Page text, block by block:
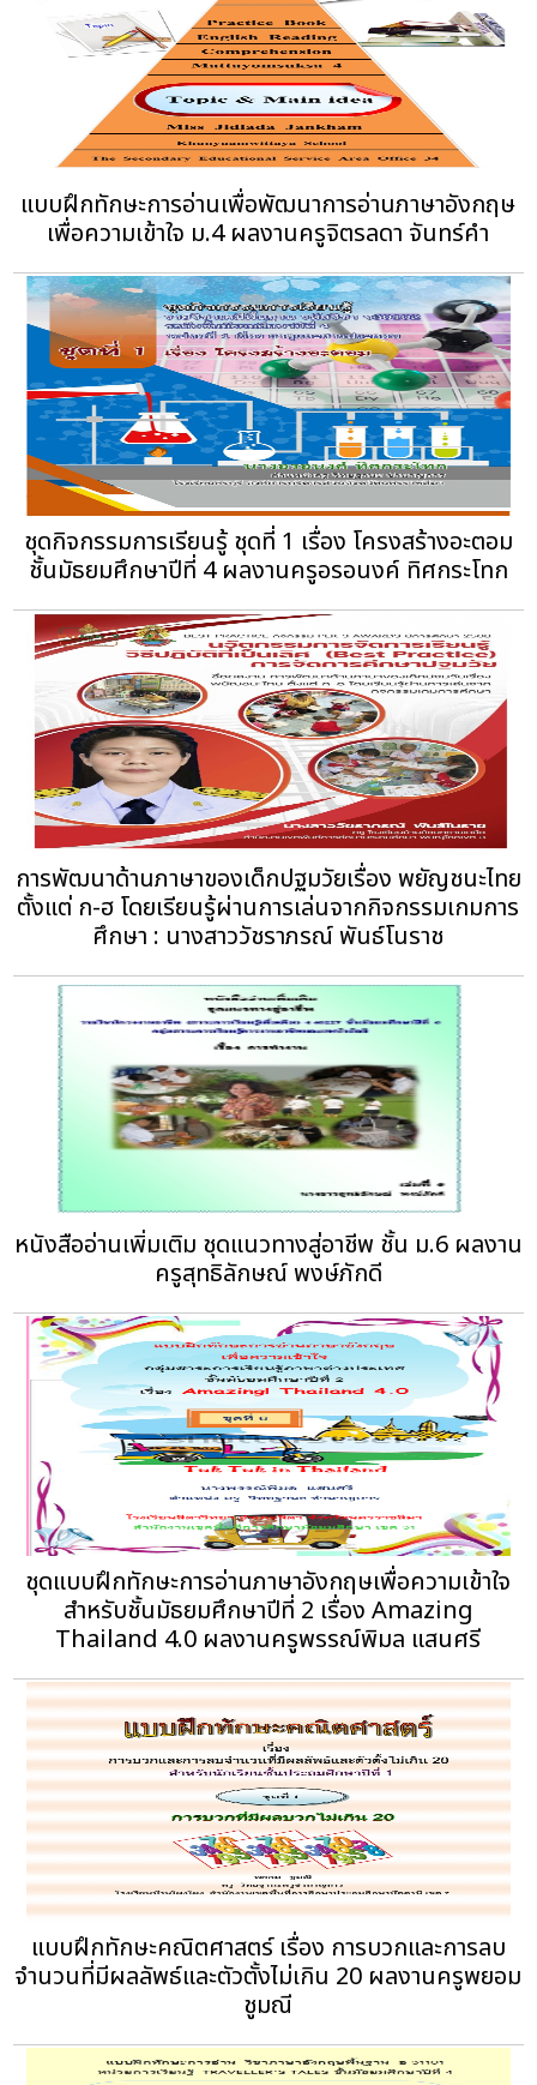
แบบฝึกทักษะการอ่านเพื่อพัฒนาการอ่านภาษาอังกฤษ
เพื่อความเข้าใจ ม.4 ผลงานครูจิตรลดา จันทร์คำ
ชุดกิจกรรมการเรียนรู้ ชุดที่ 1 เรื่อง โครงสร้างอะตอม
ชั้นมัธยมศึกษาปีที่ 4 ผลงานครูอรอนงค์ ทิศกระโทก
การพัฒนาด้านภาษาของเด็กปฐมวัยเรื่อง พยัญชนะไทย
ตั้งแต่ ก-ฮ โดยเรียนรู้ผ่านการเล่นจากกิจกรรมเกมการ
ศึกษา : นางสาววัชราภรณ์ พันธ์โนราช
หนังสืออ่านเพิ่มเติม ชุดแนวทางสู่อาชีพ ชั้น ม.6 ผลงาน
ครูสุทธิลักษณ์ พงษ์ภักดี
ชุดแบบฝึกทักษะการอ่านภาษาอังกฤษเพื่อความเข้าใจ
สำหรับชั้นมัธยมศึกษาปีที่ 2 เรื่อง Amazing
Thailand 4.0 ผลงานครูพรรณ์พิมล แสนศรี
แบบฝึกทักษะคณิตศาสตร์ เรื่อง การบวกและการลบ
จำนวนที่มีผลลัพธ์และตัวตั้งไม่เกิน 20 ผลงานครูพยอม
ชูมณี